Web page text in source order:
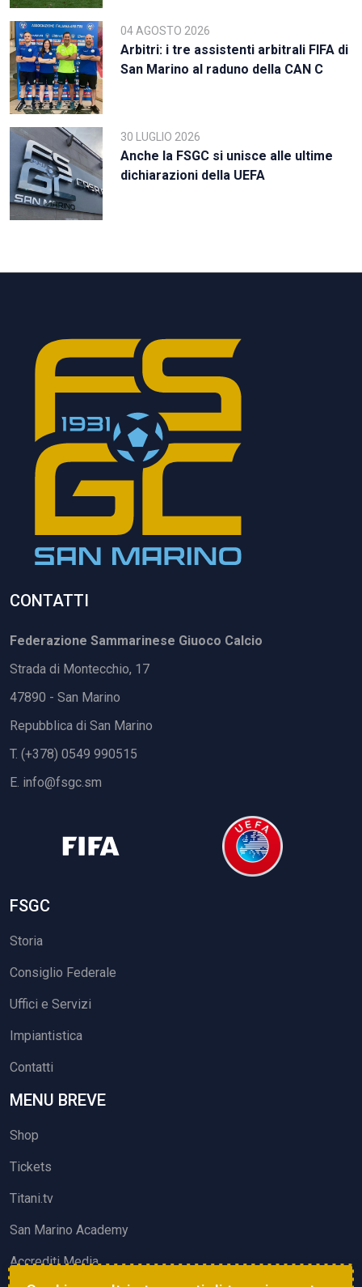
04 AGOSTO 2026
Arbitri: i tre assistenti arbitrali FIFA di
San Marino al raduno della CAN C
30 LUGLIO 2026
Anche la FSGC si unisce alle ultime
dichiarazioni della UEFA
CONTATTI
Federazione Sammarinese Giuoco Calcio
Strada di Montecchio, 17
47890 - San Marino
Repubblica di San Marino
T. (+378) 0549 990515
E. info@fsgc.sm
FSGC
Storia
Consiglio Federale
Uffici e Servizi
Impiantistica
Contatti
MENU BREVE
Shop
Tickets
Titani.tv
San Marino Academy
Accrediti Media